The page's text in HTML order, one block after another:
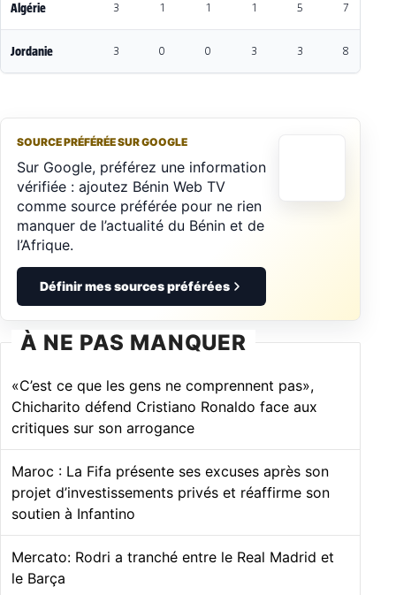
Algérie 3 1 1 1 5 7
Jordanie 3 0 0 3 3 8
SOURCE PRÉFÉRÉE SUR GOOGLE
Sur Google, préférez une information
vérifiée : ajoutez Bénin Web TV
comme source préférée pour ne rien
manquer de l’actualité du Bénin et de
l’Afrique.
Définir mes sources préférées
À NE PAS MANQUER
«C’est ce que les gens ne comprennent pas»,
Chicharito défend Cristiano Ronaldo face aux
critiques sur son arrogance
Maroc : La Fifa présente ses excuses après son
projet d’investissements privés et réaffirme son
soutien à Infantino
Mercato: Rodri a tranché entre le Real Madrid et
le Barça